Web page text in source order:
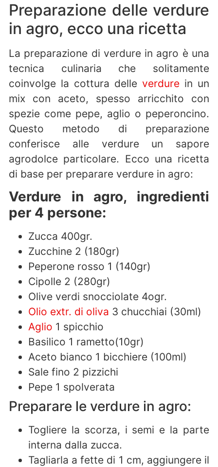
Preparazione delle verdure
in agro, ecco una ricetta
La preparazione di verdure in agro è una
tecnica culinaria che solitamente
coinvolge la cottura delle verdure in un
mix con aceto, spesso arricchito con
spezie come pepe, aglio o peperoncino.
Questo metodo di preparazione
conferisce alle verdure un sapore
agrodolce particolare. Ecco una ricetta
di base per preparare verdure in agro:
Verdure in agro, ingredienti
per 4 persone:
Zucca 400gr.
Zucchine 2 (180gr)
Peperone rosso 1 (140gr)
Cipolle 2 (280gr)
Olive verdi snocciolate 4ogr.
Olio extr. di oliva 3 chucchiai (30ml)
Aglio 1 spicchio
Basilico 1 rametto(10gr)
Aceto bianco 1 bicchiere (100ml)
Sale fino 2 pizzichi
Pepe 1 spolverata
Preparare le verdure in agro:
Togliere la scorza, i semi e la parte
interna dalla zucca.
Tagliarla a fette di 1 cm, aggiungere il